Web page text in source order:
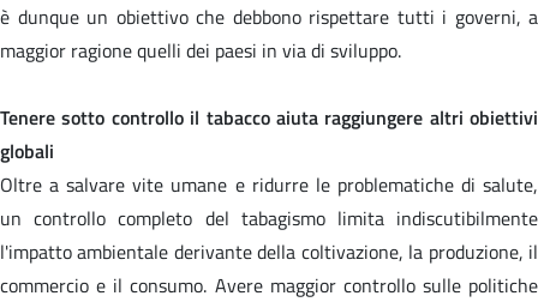
è dunque un obiettivo che debbono rispettare tutti i governi, a
maggior ragione quelli dei paesi in via di sviluppo.
Tenere sotto controllo il tabacco aiuta raggiungere altri obiettivi
globali
Oltre a salvare vite umane e ridurre le problematiche di salute,
un controllo completo del tabagismo limita indiscutibilmente
l'impatto ambientale derivante della coltivazione, la produzione, il
commercio e il consumo. Avere maggior controllo sulle politiche